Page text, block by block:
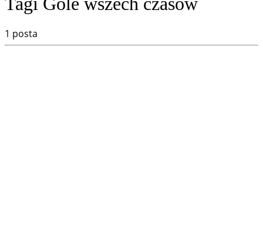
1 posta